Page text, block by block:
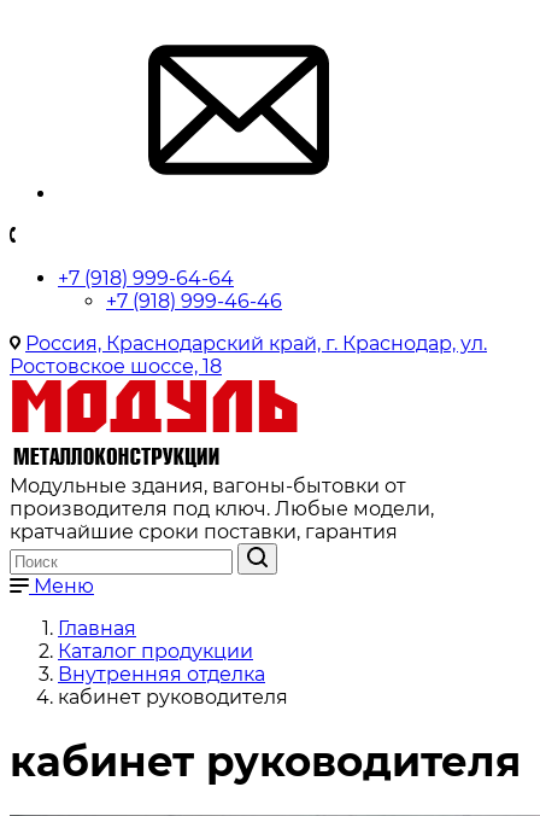
+7 (918) 999-64-64
+7 (918) 999-46-46
Россия, Краснодарский край, г. Краснодар, ул.
Ростовское шоссе, 18
Модульные здания, вагоны-бытовки от
производителя под ключ. Любые модели,
кратчайшие сроки поставки, гарантия
Меню
Главная
Каталог продукции
Внутренняя отделка
кабинет руководителя
кабинет руководителя